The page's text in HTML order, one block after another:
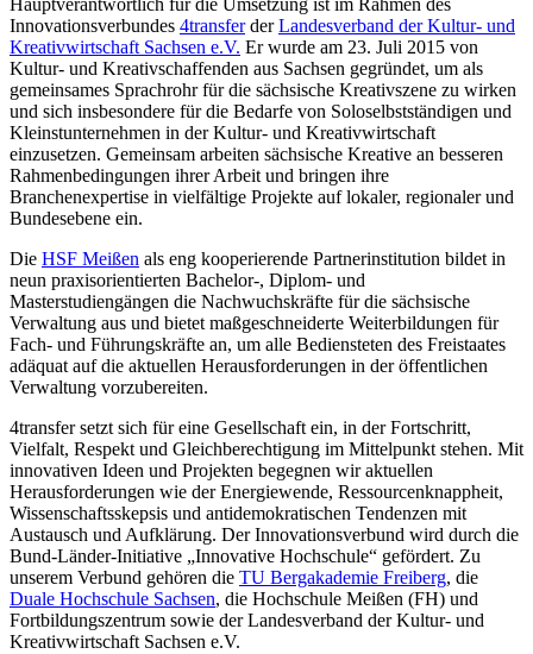
Hauptverantwortlich für die Umsetzung ist im Rahmen des
Innovationsverbundes 4transferderLandesverband der Kultur- und
Kreativwirtschaft Sachsen e.V. Er wurde am 23. Juli 2015 von
Kultur- und Kreativschaffenden aus Sachsen gegründet, um als
gemeinsames Sprachrohr für die sächsische Kreativszene zu wirken
und sich insbesondere für die Bedarfe von Soloselbstständigen und
Kleinstunternehmen in der Kultur- und Kreativwirtschaft
einzusetzen. Gemeinsam arbeiten sächsische Kreative an besseren
Rahmenbedingungen ihrer Arbeit und bringen ihre
Branchenexpertise in vielfältige Projekte auf lokaler, regionaler und
Bundesebene ein.
Die HSF Meißen als eng kooperierende Partnerinstitution bildet in
neun praxisorientierten Bachelor-, Diplom- und
Masterstudiengängen die Nachwuchskräfte für die sächsische
Verwaltung aus und bietet maßgeschneiderte Weiterbildungen für
Fach- und Führungskräfte an, um alle Bediensteten des Freistaates
adäquat auf die aktuellen Herausforderungen in der öffentlichen
Verwaltung vorzubereiten.
4transfer setzt sich für eine Gesellschaft ein, in der Fortschritt,
Vielfalt, Respekt und Gleichberechtigung im Mittelpunkt stehen. Mit
innovativen Ideen und Projekten begegnen wir aktuellen
Herausforderungen wie der Energiewende, Ressourcenknappheit,
Wissenschaftsskepsis und antidemokratischen Tendenzen mit
Austausch und Aufklärung. Der Innovationsverbund wird durch die
Bund-Länder-Initiative „Innovative Hochschule“ gefördert. Zu
unserem Verbund gehören die TU Bergakademie Freiberg, die
Duale Hochschule Sachsen, die Hochschule Meißen (FH) und
Fortbildungszentrum sowie der Landesverband der Kultur- und
Kreativwirtschaft Sachsen e.V.